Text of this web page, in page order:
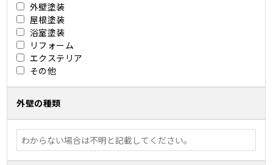
外壁塗装
屋根塗装
浴室塗装
リフォーム
エクステリア
その他
外壁の種類